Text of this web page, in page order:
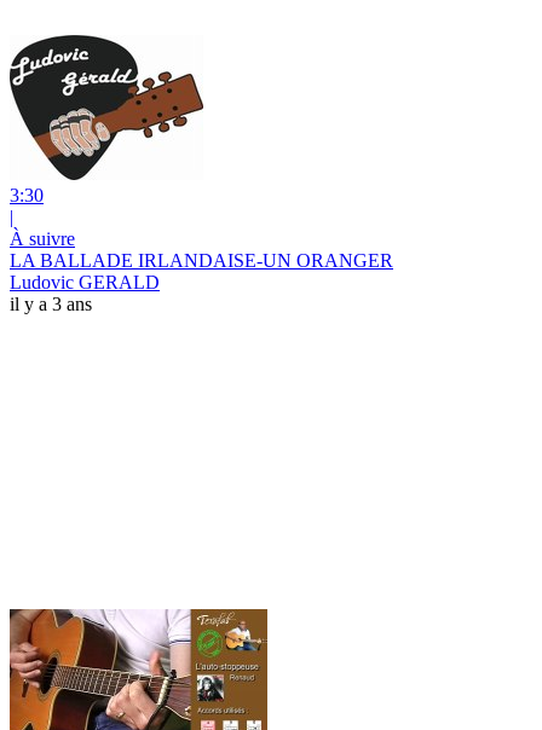
3:30
|
À suivre
LA BALLADE IRLANDAISE-UN ORANGER
Ludovic GERALD
il y a 3 ans